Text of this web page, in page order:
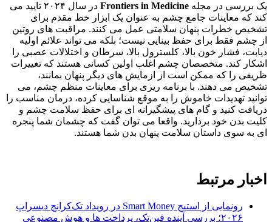
یک بررسی در مجله Frontiers in Medicine
در سال ۲۰۲۴ تایید می
کند که معاینات جامع چشم به عنوان یک ابزار خط مقدم برای
تشخیص خطرات پنهان سلامتی عمل می کنند. مراقبت های روتین
از چشم فقط برای حفظ بینایی نیست؛ بلکه می تواند علائم اولیه
دیابت، فشار خون بالا، کلسترول بالا، سرطان و اختلالات عصبی را
اشکار کند. متخصصان چشم اغلب اولین کسانی هستند که تغییرات
ظریفی را که ممکن است از ازمایش های دیگر پنهان بمانند،
تشخیص می دهند. با برنامه ریزی برای معاینات منظم چشم، می
توانید تهدیدات خاموش را به موقع شناسایی کرده، درمان مناسب را
دریافت کنید و گام های پیشگیرانه ای برای حفظ سلامت چشم و
کلیت بدن خود بردارید. واقعا می توان گفت که چشمان شما پنجره
ای به سوی داستان سلامت پنهان بدن شما هستند.
اخبار مرتبط
رونمایی از استیج Smart Money در رویداد تک‌کرانچ دیسراپ
۲۰۲۶؛ بررسی آینده فین‌تک، پرداخت‌ ها و هوش مصنوعی